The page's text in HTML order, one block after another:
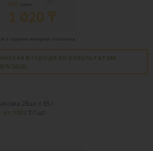
PRO цена:
1 020 ₸
в корзине интернет-магазина.
в городе по результатам
5/2026
28шт х 85 г.
от 1082 ₸/1шт